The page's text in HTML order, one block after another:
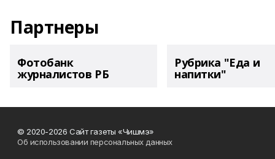
Партнеры
Фотобанк
журналистов РБ
Рубрика "Еда и
напитки"
© 2020-2026 Сайт газеты «Чишмэ»
Об использовании персональных данных